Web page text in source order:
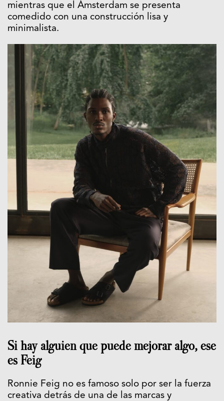
mientras que el Ámsterdam se presenta
comedido con una construcción lisa y
minimalista.
Si hay alguien que puede mejorar algo, ese
es Feig
Ronnie Feig no es famoso solo por ser la fuerza
creativa detrás de una de las marcas y